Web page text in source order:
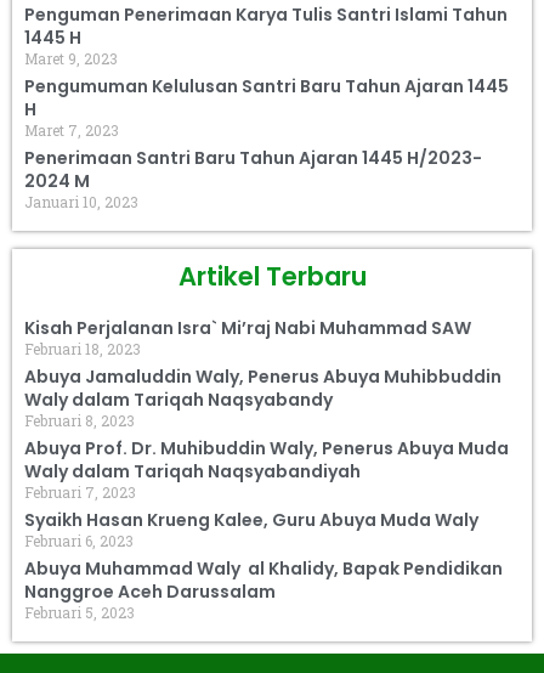
Penguman Penerimaan Karya Tulis Santri Islami Tahun
1445 H
Maret 9, 2023
Pengumuman Kelulusan Santri Baru Tahun Ajaran 1445
H
Maret 7, 2023
Penerimaan Santri Baru Tahun Ajaran 1445 H/2023-
2024 M
Januari 10, 2023
Artikel Terbaru
Kisah Perjalanan Isra` Mi’raj Nabi Muhammad SAW
Februari 18, 2023
Abuya Jamaluddin Waly, Penerus Abuya Muhibbuddin
Waly dalam Tariqah Naqsyabandy
Februari 8, 2023
Abuya Prof. Dr. Muhibuddin Waly, Penerus Abuya Muda
Waly dalam Tariqah Naqsyabandiyah
Februari 7, 2023
Syaikh Hasan Krueng Kalee, Guru Abuya Muda Waly
Februari 6, 2023
Abuya Muhammad Waly al Khalidy, Bapak Pendidikan
Nanggroe Aceh Darussalam
Februari 5, 2023